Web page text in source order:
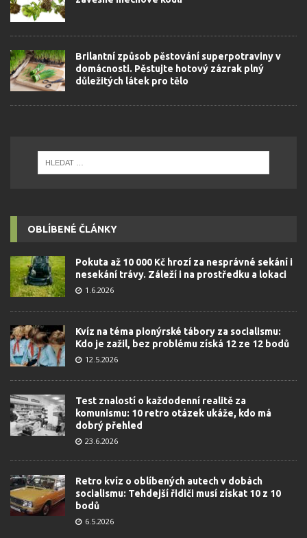
Brilantní způsob pěstování superpotraviny v
domácnosti. Pěstujte hotový zázrak plný
důležitých látek pro tělo
OBLÍBENÉ ČLÁNKY
Pokuta až 10 000 Kč hrozí za nesprávné sekání i
nesekání trávy. Záleží i na prostředku a lokaci
1.6.2026
Kvíz na téma pionýrské tábory za socialismu:
Kdo je zažil, bez problému získá 12 ze 12 bodů
12.5.2026
Test znalostí o každodenní realitě za
komunismu: 10 retro otázek ukáže, kdo má
dobrý přehled
23.6.2026
Retro kvíz o oblíbených autech v dobách
socialismu: Tehdejší řidiči musí získat 10 z 10
bodů
6.5.2026